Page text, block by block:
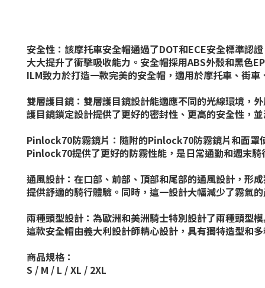
安全性：該摩托車安全帽通過了DOT和ECE安全標準認
大大提升了衝擊吸收能力。安全帽採用ABS外殼和黑色
ILM致力於打造一款完美的安全帽，適用於摩托車、街
雙層護目鏡：雙層護目鏡設計能適應不同的光線環境，
護目鏡鎖定設計提供了更好的密封性、更高的安全性，
Pinlock70防霧鏡片：隨附的Pinlock70防霧鏡片和面
Pinlock70提供了更好的防霧性能，是日常通勤和週末騎
通風設計：在口部、前部、頂部和尾部的通風設計，形
提供舒適的騎行體驗。同時，這一設計大幅減少了霧氣
兩種頭型設計：為歐洲和美洲騎士特別設計了兩種頭型
這款安全帽由義大利設計師精心設計，具有獨特造型和
商品規格：
S / M / L / XL / 2XL